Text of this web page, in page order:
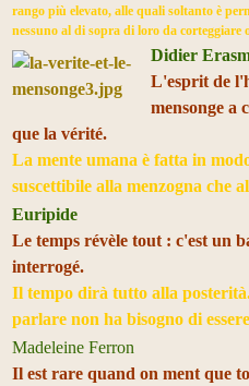
rango più elevato, alle quali soltanto è
nessuno al di sopra di loro da corteggiare
Didier
L'esprit de
mensonge a
que la vérité.
La mente umana è fatta in
suscettibile alla menzogna che
Euripide
Le temps révèle tout : c'est un
interrogé.
Il tempo dirà tutto alla
parlare non ha bisogno di
Madeleine Ferron
Il est rare quand on ment que